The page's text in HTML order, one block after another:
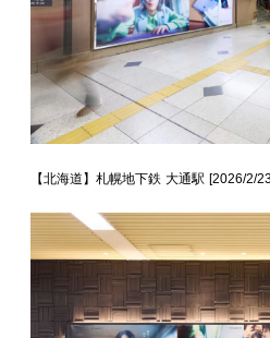
【北海道】札幌地下鉄 大通駅 [2026/2/